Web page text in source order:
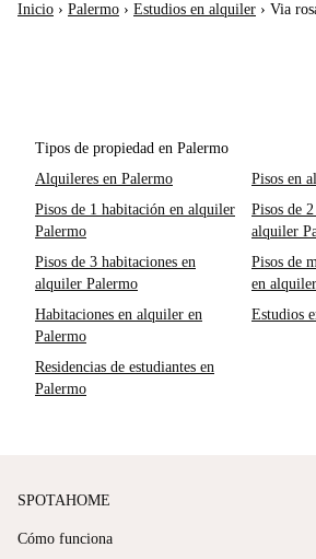
Inicio › Palermo › Estudios en alquiler › Via
Tipos de propiedad en Palermo
Alquileres en Palermo
Pisos en
Pisos de 1 habitación en alquiler
Palermo
Pisos de
alquiler
Pisos de 3 habitaciones en
alquiler Palermo
Pisos de
en
Habitaciones en alquiler en
Palermo
Estudios
Residencias de estudiantes en
Palermo
SPOTAHOME
Cómo funciona